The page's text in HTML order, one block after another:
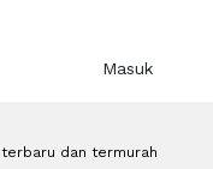
Masuk
terbaru dan termurah